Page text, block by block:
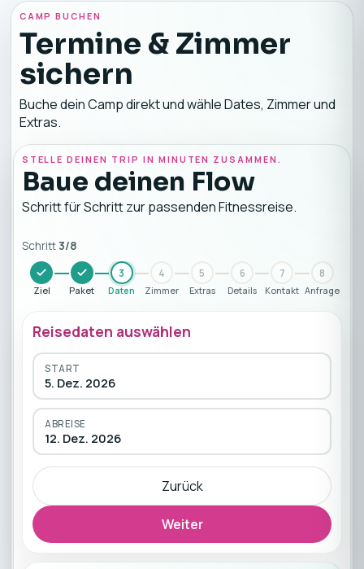
CAMP BUCHEN
Termine & Zimmer
sichern
Buche dein Camp direkt und wähle Dates, Zimmer und
Extras.
STELLE DEINEN TRIP IN MINUTEN ZUSAMMEN.
Baue deinen Flow
Schritt für Schritt zur passenden Fitnessreise.
Schritt3/8
Ziel Paket
3
Daten
4
Zimmer
5
Extras
6
Details
7
Kontakt
8
Anfrage
Reisedaten auswählen
START
5. Dez. 2026
ABREISE
12. Dez. 2026
Zurück
Weiter